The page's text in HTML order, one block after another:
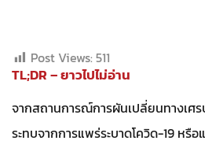
Post Views: 511
TL;DR – ยาวไปไม่อ่าน
จากสถานการณ์การผันเปลี่ยนทางเศ
ระทบจากการแพร่ระบาดโควิด-19 หรื